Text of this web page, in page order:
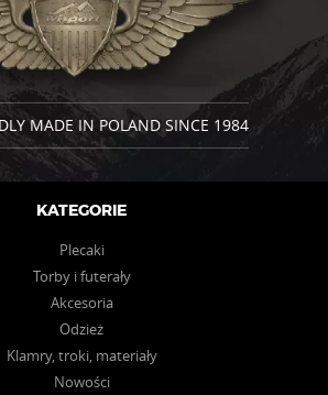
można
stronie
produktu
MADE IN POLAND SINCE 1984
KATEGORIE
Plecaki
Torby i futerały
Akcesoria
Odzież
Klamry, troki, materiały
Nowości